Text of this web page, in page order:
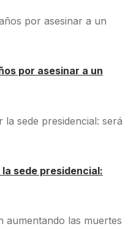
por asesinar a un
sede presidencial: